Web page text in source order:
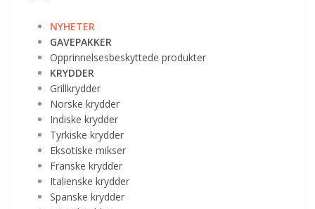
NYHETER
GAVEPAKKER
Opprinnelsesbeskyttede produkter
KRYDDER
Grillkrydder
Norske krydder
Indiske krydder
Tyrkiske krydder
Eksotiske mikser
Franske krydder
Italienske krydder
Spanske krydder